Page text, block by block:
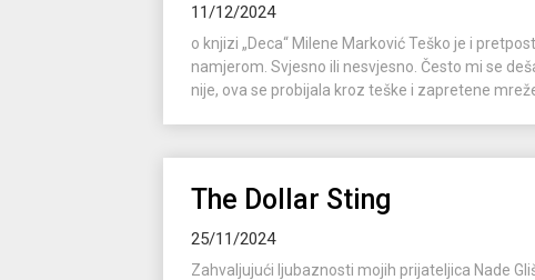
11/12/2024
o knjizi „Deca“ Milene Marković Teško je i
namjerom. Svjesno ili nesvjesno. Često mi se
nije, ova se probijala kroz teške i zapretene
The Dollar Sting
25/11/2024
Zahvaljujući ljubaznosti mojih prijateljica Nade